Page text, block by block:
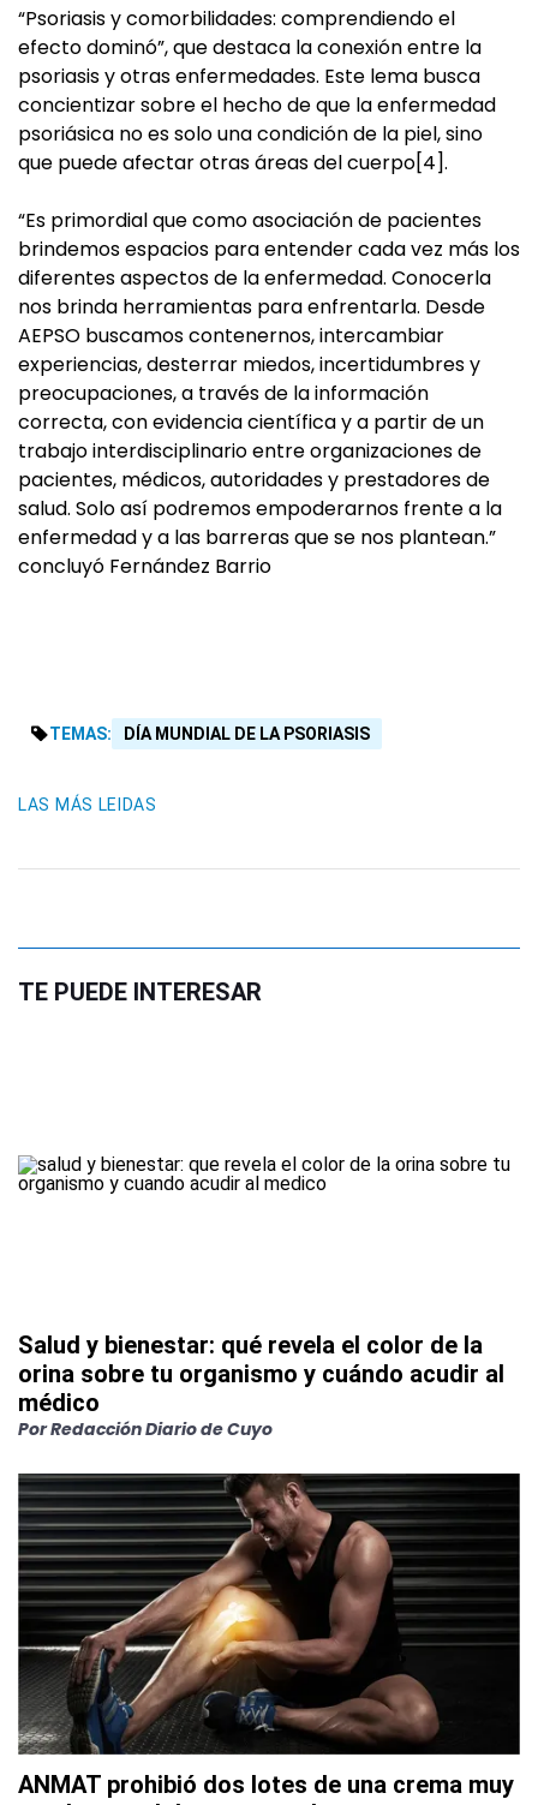
“Psoriasis y comorbilidades: comprendiendo el
efecto dominó”, que destaca la conexión entre la
psoriasis y otras enfermedades. Este lema busca
concientizar sobre el hecho de que la enfermedad
psoriásica no es solo una condición de la piel, sino
que puede afectar otras áreas del cuerpo[4].
“Es primordial que como asociación de pacientes
brindemos espacios para entender cada vez más los
diferentes aspectos de la enfermedad. Conocerla
nos brinda herramientas para enfrentarla. Desde
AEPSO buscamos contenernos, intercambiar
experiencias, desterrar miedos, incertidumbres y
preocupaciones, a través de la información
correcta, con evidencia científica y a partir de un
trabajo interdisciplinario entre organizaciones de
pacientes, médicos, autoridades y prestadores de
salud. Solo así podremos empoderarnos frente a la
enfermedad y a las barreras que se nos plantean.”
concluyó Fernández Barrio
TEMAS: DÍA MUNDIAL DE LA PSORIASIS
LAS MÁS LEIDAS
TE PUEDE INTERESAR
Salud y bienestar: qué revela el color de la
orina sobre tu organismo y cuándo acudir al
médico
PorRedacción Diario de Cuyo
ANMAT prohibió dos lotes de una crema muy